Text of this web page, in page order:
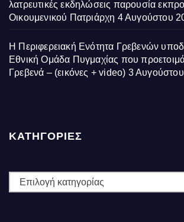
λατρευτικές εκδηλώσεις παρουσία
Οικουμενικού Πατριάρχη 4 Αυγούστου
Η Περιφερειακή Ενότητα Γρεβενών
Εθνική Ομάδα Πυγμαχίας που
Γρεβενά – (εικόνες + video) 3
ΚΑΤΗΓΟΡΙΕΣ
ΚΑΤΗΓΟΡΙΕΣ